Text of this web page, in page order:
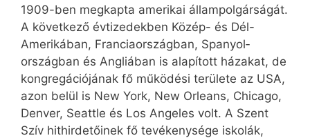
1909-ben megkapta amerikai állampolgárságát.
A következő évtizedekben Közép- és Dél-
Amerikában, Franciaországban, Spanyol­
országban és Angliában is alapított házakat, de
kongregációjának fő működési területe az USA,
azon belül is New York, New Orleans, Chicago,
Denver, Seattle és Los Angeles volt. A Szent
Szív hithirdetőinek fő tevékenysége iskolák,